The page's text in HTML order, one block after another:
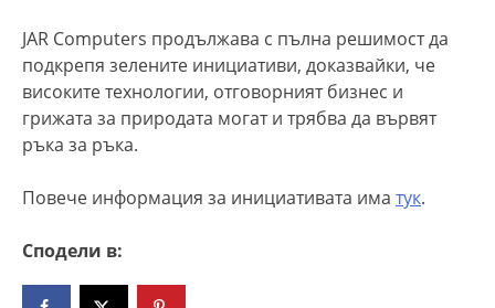
JAR Computers продължава с пълна решимост да
подкрепя зелените инициативи, доказвайки, че
високите технологии, отговорният бизнес и
грижата за природата могат и трябва да вървят
ръка за ръка.
Повече информация за инициативата има тук.
Сподели в: